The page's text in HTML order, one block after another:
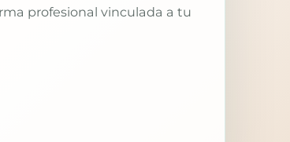
profesional vinculada a tu